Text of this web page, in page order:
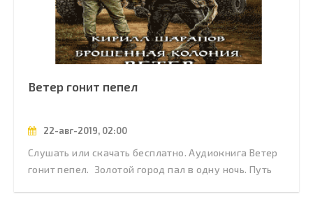
Ветер гонит пепел
22-авг-2019, 02:00
Слушать или скачать бесплатно. Аудиокнига Ветер
гонит пепел. Золотой город пал в одну ночь. Путь